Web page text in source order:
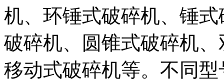
机、环锤式破碎机、锤
破碎机、圆锥式破碎机
移动式破碎机等。不同